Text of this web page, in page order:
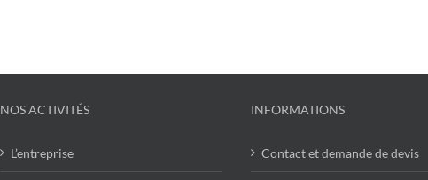
NOS ACTIVITÉS
L’entreprise
INFORMATIONS
Contact et demande de devis